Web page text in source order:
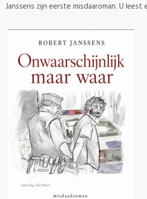
Janssens zijn eerste misdaaroman. U leest